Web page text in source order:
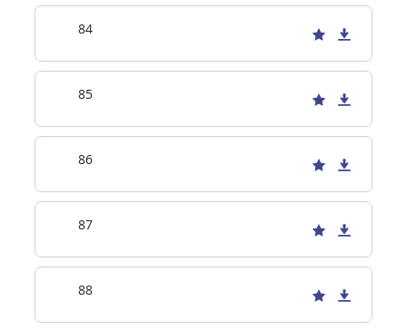
84
85
86
87
88